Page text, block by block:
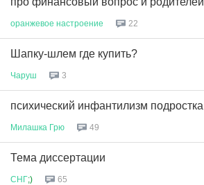
оранжевое настроение 22
Шапку-шлем где купить?
Чаруш 3
психический инфантилизм подростка
Милашка Грю 49
Тема диссертации
СНГ;) 65